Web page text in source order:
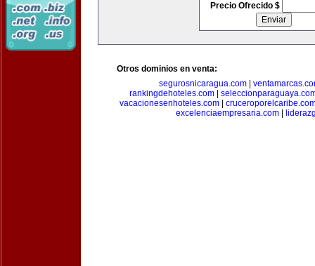
Precio Ofrecido $
Otros dominios en venta:
segurosnicaragua.com
rankingdehoteles.com|
vacacionesenhoteles.com
excelenciaempresaria.com